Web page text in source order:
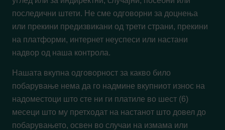
последични штети. Не сме одговорни за доцнења
или прекини предизвикани од трети страни, прекини
на платформи, интернет неуспеси или настани
надвор од наша контрола.
Нашата вкупна одговорност за какво било
побарување нема да го надмине вкупниот износ на
надоместоци што сте ни ги платиле во шест (6)
месеци што му претходат на настанот што довел до
побарувањето, освен во случаи на измама или